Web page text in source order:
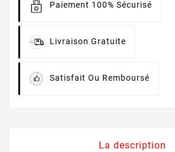
Paiement 100% Sécurisé
Livraison Gratuite
Satisfait Ou Remboursé
La description